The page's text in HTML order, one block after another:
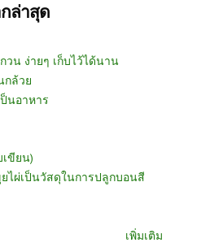
ล่าสุด
วน ง่ายๆ เก็บไว้ได้นาน
กล้วย
นอาหาร
ขียน)
ไผ่เป็นวัสดุในการปลูกบอนสี
เพิ่มเติม